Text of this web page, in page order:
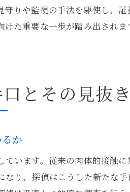
探偵が追跡する
探偵が浮気の真
探偵が進化させ
浮気調査におけ
りや監視の手法を駆使し、
た重要な一歩が踏み出され
とその見抜
か
います。従来の肉体的接触
なり、探偵はこうした新たな